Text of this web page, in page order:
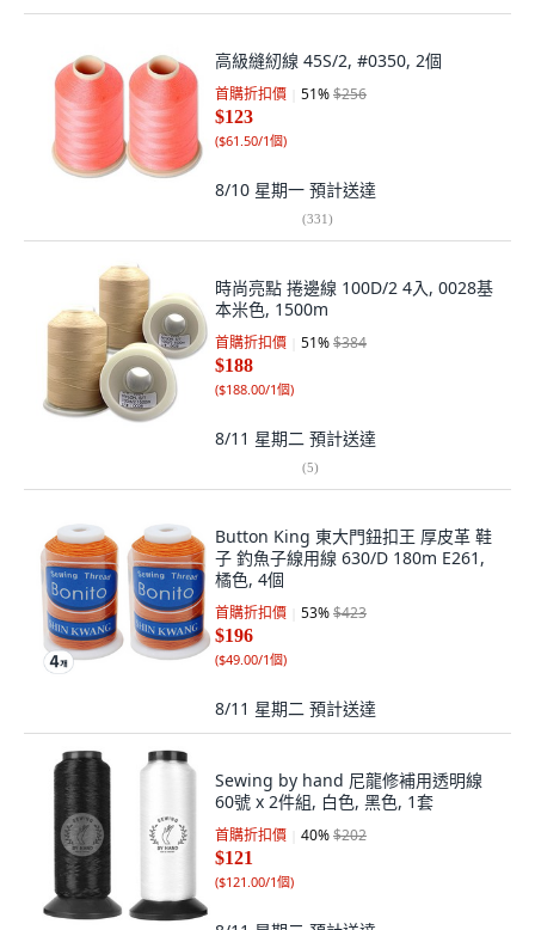
高級縫紉線 45S/2, #0350, 2個
首購折扣價 51%$256
$123
($61.50/1個)
8/10 星期一 預計送達
(331)
時尚亮點 捲邊線 100D/2 4入, 0028基
本米色, 1500m
首購折扣價 51%$384
$188
($188.00/1個)
8/11 星期二 預計送達
(5)
Button King 東大門鈕扣王 厚皮革 鞋
子 釣魚子線用線 630/D 180m E261,
橘色, 4個
首購折扣價 53%$423
$196
($49.00/1個)
8/11 星期二 預計送達
Sewing by hand 尼龍修補用透明線
60號 x 2件組, 白色, 黑色, 1套
首購折扣價 40%$202
$121
($121.00/1個)